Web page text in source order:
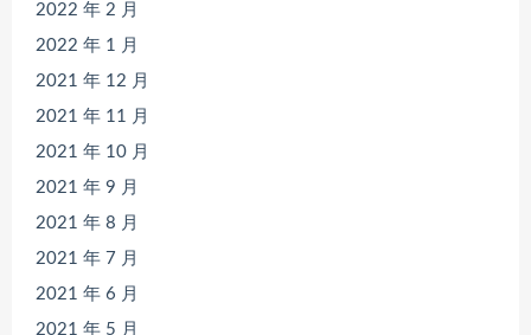
2022 年 2 月
2022 年 1 月
2021 年 12 月
2021 年 11 月
2021 年 10 月
2021 年 9 月
2021 年 8 月
2021 年 7 月
2021 年 6 月
2021 年 5 月